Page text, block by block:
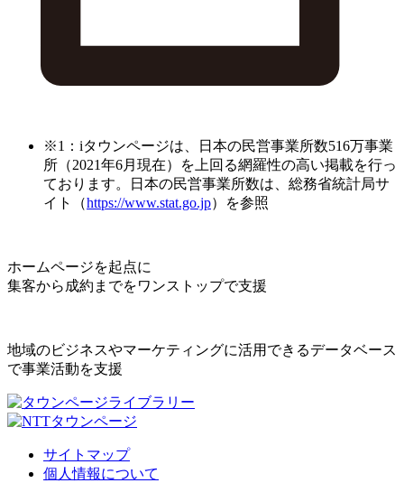
※1：iタウンページは、日本の民営事業所数516万事業
所（2021年6月現在）を上回る網羅性の高い掲載を行っ
ております。日本の民営事業所数は、総務省統計局サ
イト（https://www.stat.go.jp）を参照
ホームページを起点に
集客から成約までをワンストップで支援
地域のビジネスやマーケティングに活用できるデータベース
で事業活動を支援
サイトマップ
個人情報について